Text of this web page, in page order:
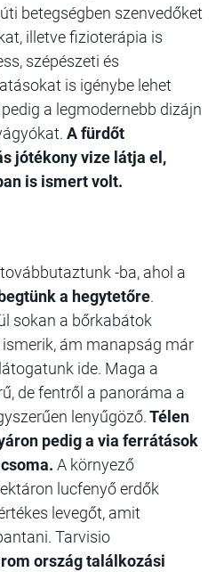
betegségben szenvedőket
illetve fizioterápia is
szépészeti és
is igénybe lehet
a legmodernebb dizájn
A fürdőt
jótékony vize látja el,
is ismert volt.
-ba, ahol a
a hegytetőre.
sokan a bőrkabátok
ám manapság már
ide. Maga a
de fentről a panoráma a
lenyűgöző.Télen
pedig a via ferrátások
A környező
lucfenyő erdők
levegőt, amit
Tarvisio
ország találkozási